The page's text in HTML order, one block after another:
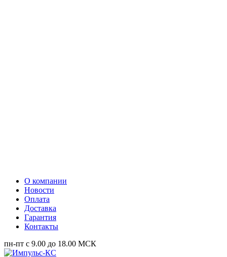
О компании
Новости
Оплата
Доставка
Гарантия
Контакты
пн-пт с 9.00 до 18.00 МСК